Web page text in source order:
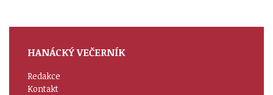
HANÁCKÝ VEČERNÍK
Redakce
Kontakt